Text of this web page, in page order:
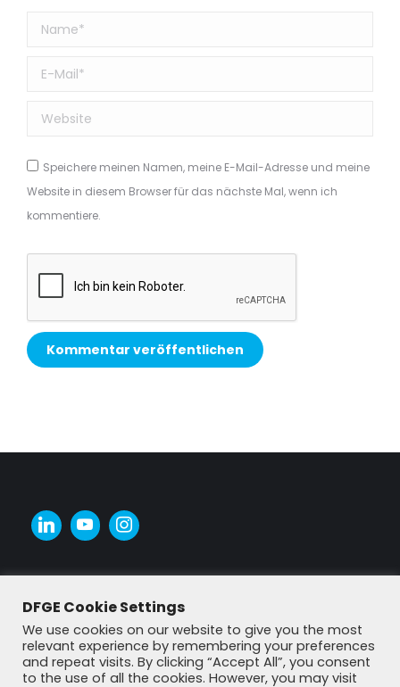
Name *
E-Mail *
Website
Speichere meinen Namen, meine E-Mail-Adresse und meine
Website in diesem Browser für das nächste Mal, wenn ich
kommentiere.
Kommentar veröffentlichen
DFGE Cookie Settings
We use cookies on our website to give you the most
relevant experience by remembering your preferences
and repeat visits. By clicking “Accept All”, you consent
to the use of all the cookies. However, you may visit